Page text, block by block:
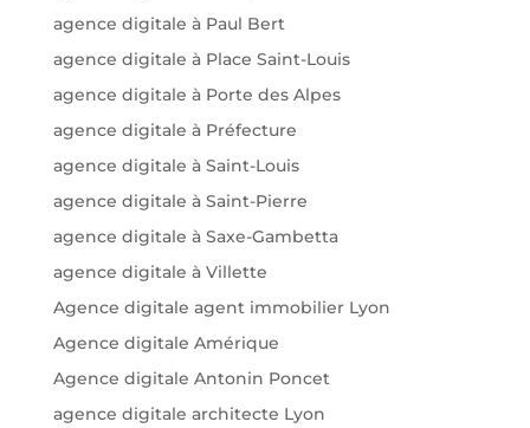
agence digitale à Paul Bert
agence digitale à Place Saint-Louis
agence digitale à Porte des Alpes
agence digitale à Préfecture
agence digitale à Saint-Louis
agence digitale à Saint-Pierre
agence digitale à Saxe-Gambetta
agence digitale à Villette
Agence digitale agent immobilier Lyon
Agence digitale Amérique
Agence digitale Antonin Poncet
agence digitale architecte Lyon